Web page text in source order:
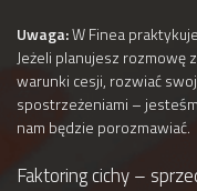
Uwaga:W Finea
Jeżeli planujesz rozmowę
warunki cesji, rozwiać
spostrzeżeniami –
nam będzie porozmawiać.
Faktoring cichy –